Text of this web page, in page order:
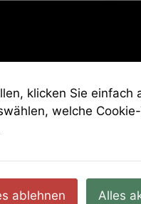
klicken Sie einfach
welche
ablehnen Alles